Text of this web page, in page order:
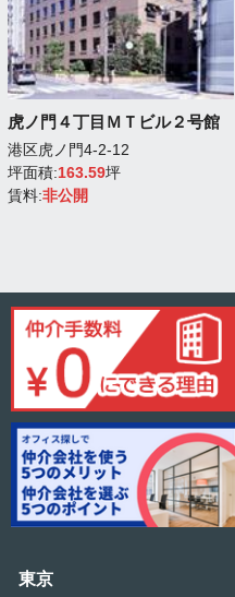
虎ノ門４丁目ＭＴビル２号館
港区虎ノ門4-2-12
坪面積:163.59坪
賃料:非公開
東京